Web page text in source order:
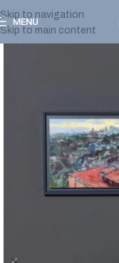
Skip to navigation
Skip to main content
MENU